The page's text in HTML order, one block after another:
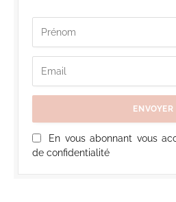
En vous abonnant vous
de confidentialité